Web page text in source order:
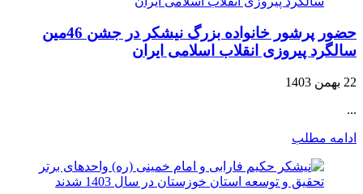
حضور پرشور خانواده بزرگ نیشکر در جشن 46مین
سالگرد پیروزی انقلاب اسلامی ایران
22 بهمن 1403
...
ادامه مطلب